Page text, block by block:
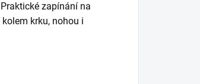
zapínání na
krku, nohou i